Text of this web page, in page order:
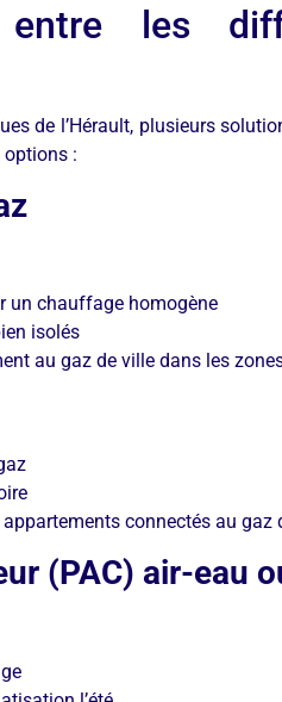
entre les
de l’Hérault, plusieurs
:
un chauffage homogène
isolés
au gaz de ville dans les
connectés au
(PAC) air-eau